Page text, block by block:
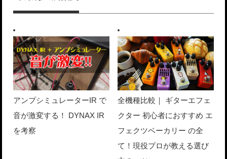
アンプシミュレーターIR で
音が激変する！ DYNAX IR
を考察
全機種比較｜ ギターエフェ
クター 初心者におすすめ エ
フェクツベーカリー の全
て！現役プロが教える選び